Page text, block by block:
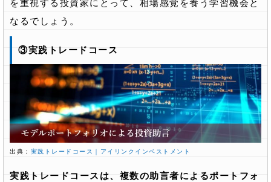
を重視する投資家にとって、相場感覚を養う学習機会と
なるでしょう。
③実践トレードコース
出典： 実践トレードコース｜アイリンクインベストメント
実践トレードコースは、複数の助言者によるポートフォ